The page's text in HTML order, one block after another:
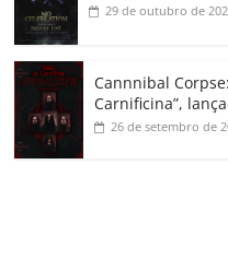
29 de outubro de
Cannnibal
Carnificina”,
26 de setembro de